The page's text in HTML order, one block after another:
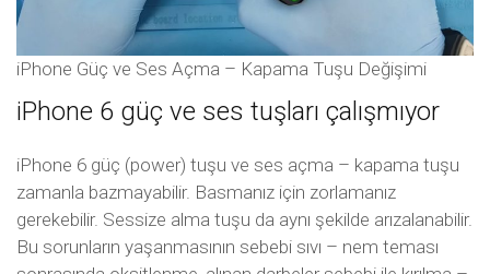
iPhone Güç ve Ses Açma – Kapama Tuşu Değişimi
iPhone 6 güç ve ses tuşları çalışmıyor
iPhone 6 güç (power) tuşu ve ses açma – kapama tuşu
zamanla bazmayabilir. Basmanız için zorlamanız
gerekebilir. Sessize alma tuşu da aynı şekilde arızalanabilir.
Bu sorunların yaşanmasının sebebi sıvı – nem teması